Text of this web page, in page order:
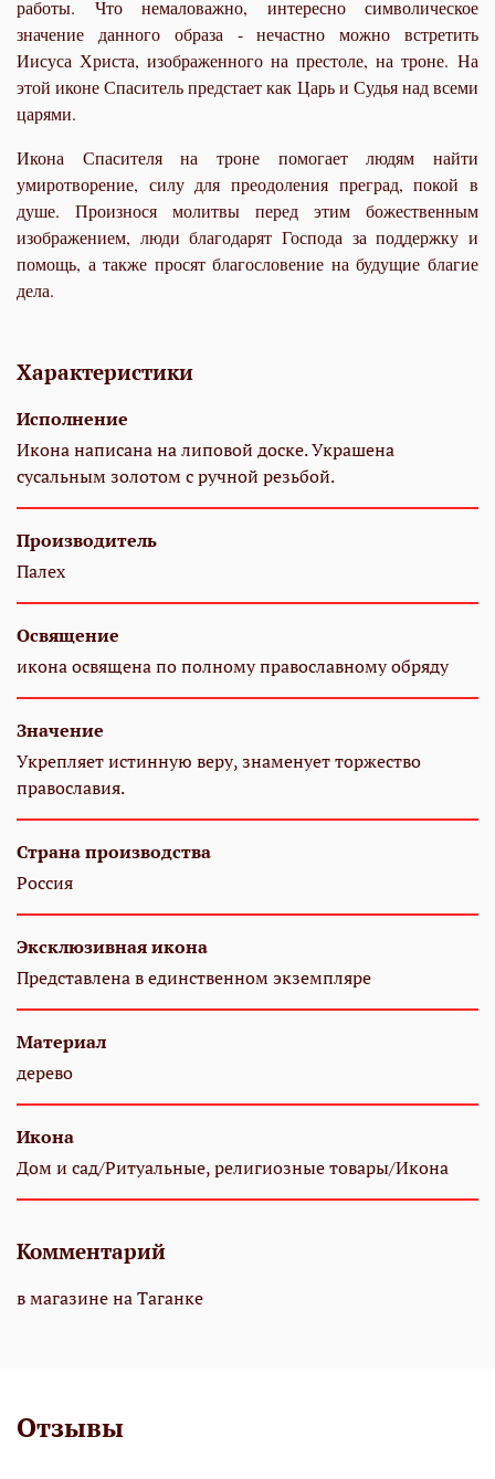
работы. Что немаловажно, интересно символическое
значение данного образа - нечастно можно встретить
Иисуса Христа, изображенного на престоле, на троне. На
этой иконе Спаситель предстает как Царь и Судья над всеми
царями.
Икона Спасителя на троне помогает людям найти
умиротворение, силу для преодоления преград, покой в
душе. Произнося молитвы перед этим божественным
изображением, люди благодарят Господа за поддержку и
помощь, а также просят благословение на будущие благие
дела.
Характеристики
Исполнение
Икона написана на липовой доске. Украшена
сусальным золотом с ручной резьбой.
Производитель
Палех
Освящение
икона освящена по полному православному обряду
Значение
Укрепляет истинную веру, знаменует торжество
православия.
Страна производства
Россия
Эксклюзивная икона
Представлена в единственном экземпляре
Материал
дерево
Икона
Дом и сад/Ритуальные, религиозные товары/Икона
Комментарий
в магазине на Таганке
Отзывы